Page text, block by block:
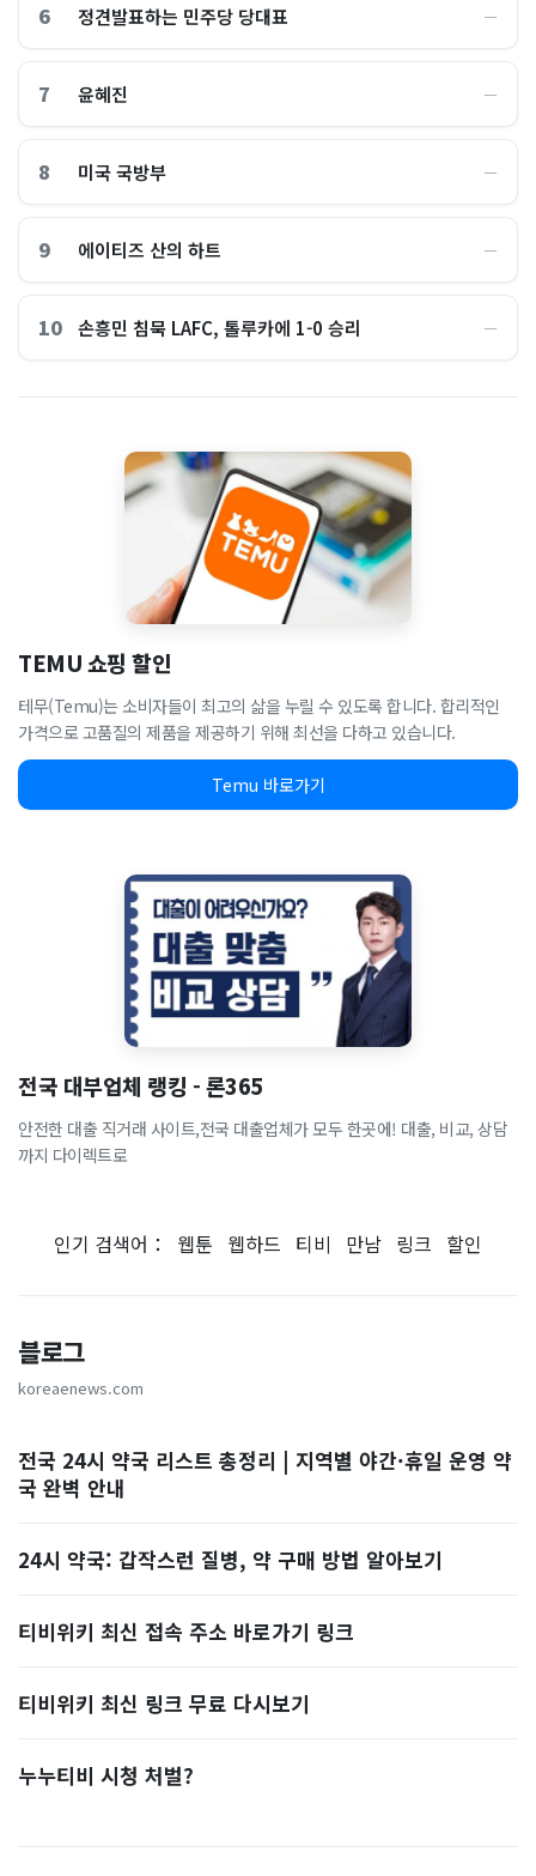
6 정견발표하는 민주당 당대표 ―
7 윤혜진 ―
8 미국 국방부 ―
9 에이티즈 산의 하트 ―
10 손흥민 침묵 LAFC, 톨루카에 1-0 승리 ―
TEMU 쇼핑 할인
테무(Temu)는 소비자들이 최고의 삶을 누릴 수 있도록 합니다. 합리적인
가격으로 고품질의 제품을 제공하기 위해 최선을 다하고 있습니다.
Temu 바로가기
전국 대부업체 랭킹 - 론365
안전한 대출 직거래 사이트,전국 대출업체가 모두 한곳에! 대출, 비교, 상담
까지 다이렉트로
인기 검색어： 웹툰 웹하드 티비 만남 링크 할인
블로그
koreaenews.com
전국 24시 약국 리스트 총정리 | 지역별 야간·휴일 운영 약
국 완벽 안내
24시 약국: 갑작스런 질병, 약 구매 방법 알아보기
티비위키 최신 접속 주소 바로가기 링크
티비위키 최신 링크 무료 다시보기
누누티비 시청 처벌?